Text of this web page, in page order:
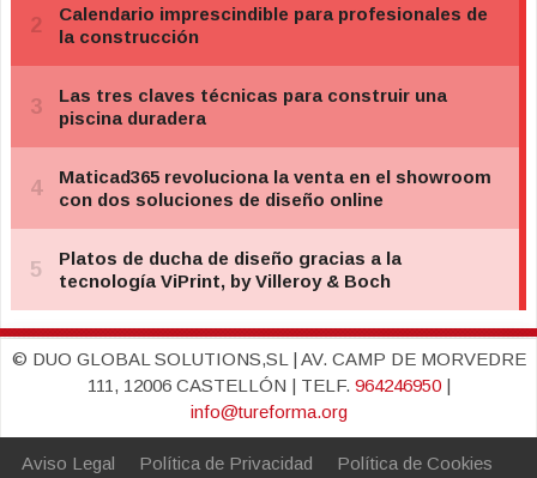
© DUO GLOBAL SOLUTIONS,SL | AV. CAMP DE MORVEDRE
111, 12006 CASTELLÓN | TELF. 964246950|
info@tureforma.org
Aviso Legal Política de Privacidad Política de Cookies